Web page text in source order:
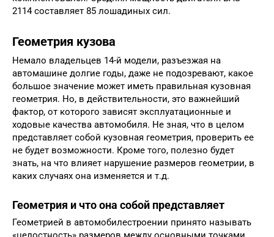
2114 составляет 85 лошадиных сил.
Геометрия кузова
Немало владельцев 14-й модели, разъезжая на
автомашине долгие годы, даже не подозревают, какое
большое значение может иметь правильная кузовная
геометрия. Но, в действительности, это важнейший
фактор, от которого зависят эксплуатационные и
ходовые качества автомобиля. Не зная, что в целом
представляет собой кузовная геометрия, проверить ее
не будет возможности. Кроме того, полезно будет
знать, на что влияет нарушение размеров геометрии, в
каких случаях она изменяется и т.д.
Геометрия и что она собой представляет
Геометрией в автомобилестроении принято называть